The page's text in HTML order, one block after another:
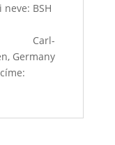
BSH
Carl-
Germany